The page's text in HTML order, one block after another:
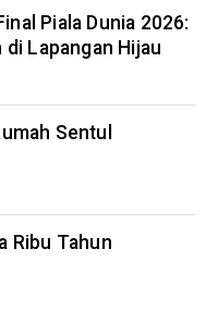
Piala Dunia 2026:
Lapangan Hijau
Sentul
Ribu Tahun